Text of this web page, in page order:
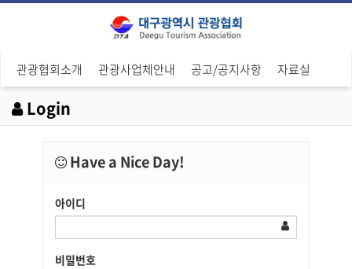
관광협회소개 관광사업체안내 공고/공지사항 자료실
Login
Have a Nice Day!
아이디
비밀번호